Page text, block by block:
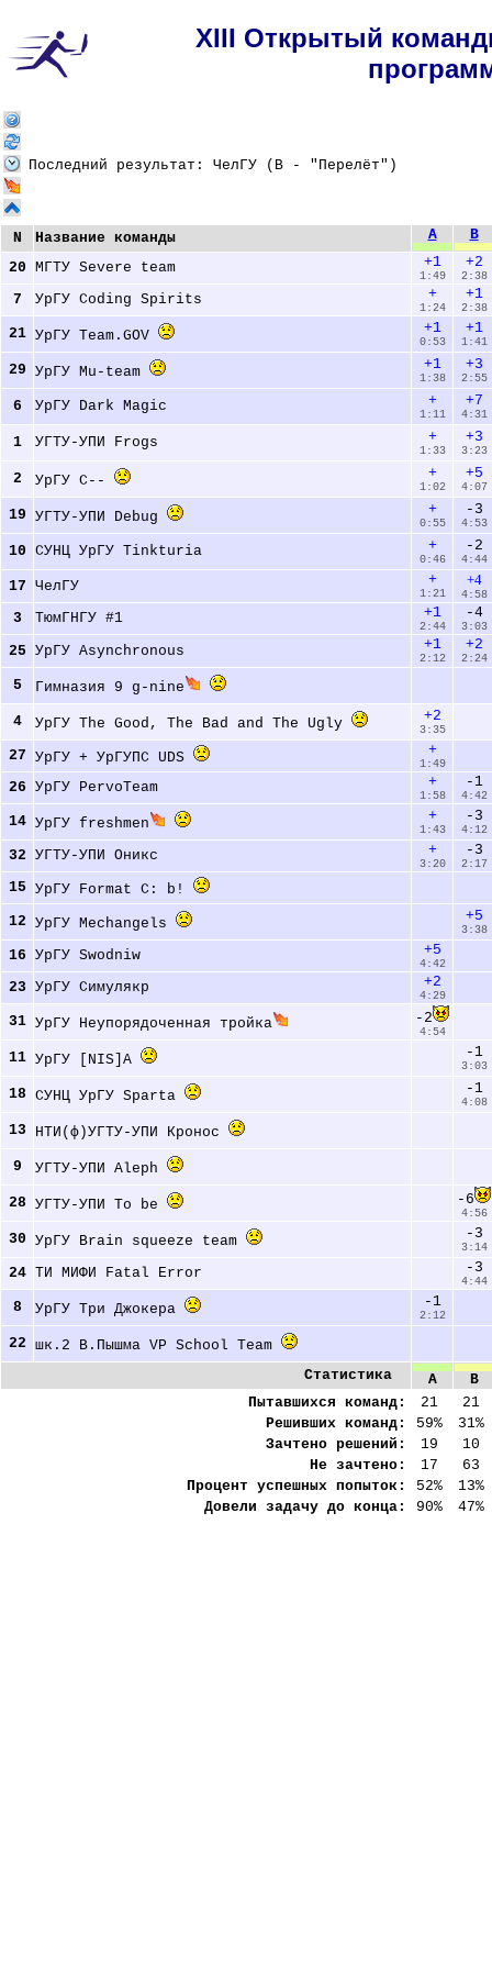
XIII Открытый
Последний результат: ЧелГУ (B - "Перелёт")
N Название команды A
B
20 МГТУ Severe team +1
1:49
+2
2:38
7 УрГУ Coding Spirits +
1:24
+1
2:38
21 УрГУ Team.GOV +1
0:53
+1
1:41
29 УрГУ Mu-team +1
1:38
+3
2:55
6 УрГУ Dark Magic +
1:11
+7
4:31
1 УГТУ-УПИ Frogs +
1:33
+3
3:23
2 УрГУ C-- +
1:02
+5
4:07
19 УГТУ-УПИ Debug +
0:55
-3
4:53
10 СУНЦ УрГУ Tinkturia +
0:46
-2
4:44
17 ЧелГУ +
1:21
+4
4:58
3 ТюмГНГУ #1 +1
2:44
-4
3:03
25 УрГУ Asynchronous +1
2:12
+2
2:24
5 Гимназия 9 g-nine
4 УрГУ The Good, The Bad and The Ugly +2
3:35
27 УрГУ + УрГУПС UDS +
1:49
26 УрГУ PervoTeam +
1:58
-1
4:42
14 УрГУ freshmen +
1:43
-3
4:12
32 УГТУ-УПИ Оникс +
3:20
-3
2:17
15 УрГУ Format C: b!
12 УрГУ Mechangels +5
3:38
16 УрГУ Swodniw +5
4:42
23 УрГУ Симулякр +2
4:29
31 УрГУ Неупорядоченная тройка -2
4:54
11 УрГУ [NIS]A -1
3:03
18 СУНЦ УрГУ Sparta -1
4:08
13 НТИ(ф)УГТУ-УПИ Кронос
9 УГТУ-УПИ Aleph
28 УГТУ-УПИ To be -6
4:56
30 УрГУ Brain squeeze team -3
3:14
24 ТИ МИФИ Fatal Error -3
4:44
8 УрГУ Три Джокера -1
2:12
22 шк.2 В.Пышма VP School Team
Статистика
A
B
Пытавшихся команд:
Решивших команд:
Зачтено решений:
Не зачтено:
Процент успешных попыток:
Довели задачу до конца:
21
59%
19
17
52%
90%
21
31%
10
63
13%
47%